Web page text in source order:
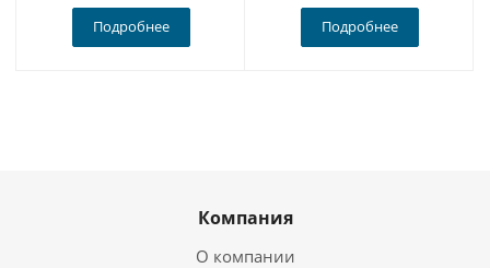
Подробнее Подробнее
Компания
О компании